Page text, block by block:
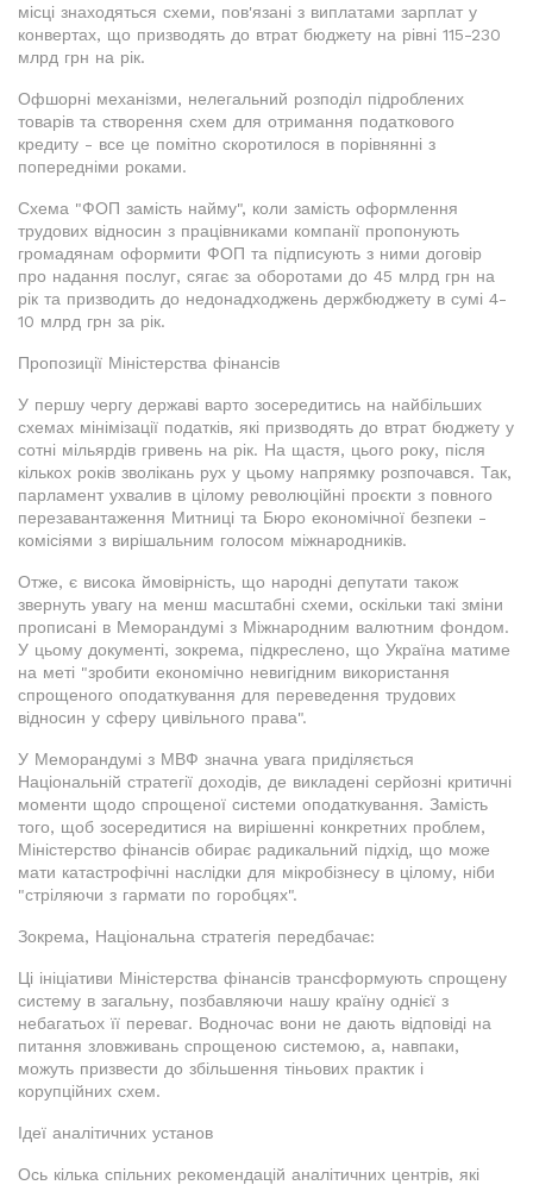
місці знаходяться схеми, пов'язані з виплатами зарплат у
конвертах, що призводять до втрат бюджету на рівні 115-230
млрд грн на рік.
Офшорні механізми, нелегальний розподіл підроблених
товарів та створення схем для отримання податкового
кредиту - все це помітно скоротилося в порівнянні з
попередніми роками.
Схема "ФОП замість найму", коли замість оформлення
трудових відносин з працівниками компанії пропонують
громадянам оформити ФОП та підписують з ними договір
про надання послуг, сягає за оборотами до 45 млрд грн на
рік та призводить до недонадходжень держбюджету в сумі 4-
10 млрд грн за рік.
Пропозиції Міністерства фінансів
У першу чергу державі варто зосередитись на найбільших
схемах мінімізації податків, які призводять до втрат бюджету у
сотні мільярдів гривень на рік. На щастя, цього року, після
кількох років зволікань рух у цьому напрямку розпочався. Так,
парламент ухвалив в цілому революційні проєкти з повного
перезавантаження Митниці та Бюро економічної безпеки -
комісіями з вирішальним голосом міжнародників.
Отже, є висока ймовірність, що народні депутати також
звернуть увагу на менш масштабні схеми, оскільки такі зміни
прописані в Меморандумі з Міжнародним валютним фондом.
У цьому документі, зокрема, підкреслено, що Україна матиме
на меті "зробити економічно невигідним використання
спрощеного оподаткування для переведення трудових
відносин у сферу цивільного права".
У Меморандумі з МВФ значна увага приділяється
Національній стратегії доходів, де викладені серйозні критичні
моменти щодо спрощеної системи оподаткування. Замість
того, щоб зосередитися на вирішенні конкретних проблем,
Міністерство фінансів обирає радикальний підхід, що може
мати катастрофічні наслідки для мікробізнесу в цілому, ніби
"стріляючи з гармати по горобцях".
Зокрема, Національна стратегія передбачає:
Ці ініціативи Міністерства фінансів трансформують спрощену
систему в загальну, позбавляючи нашу країну однієї з
небагатьох її переваг. Водночас вони не дають відповіді на
питання зловживань спрощеною системою, а, навпаки,
можуть призвести до збільшення тіньових практик і
корупційних схем.
Ідеї аналітичних установ
Ось кілька спільних рекомендацій аналітичних центрів, які